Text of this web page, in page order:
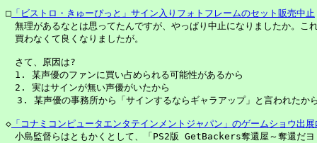
□ 「ビストロ・きゅーぴっと」サイン入りフォトフレームのセット販売中止
無理があるなとは思ってたんですが、やっぱり中止になりましたか。こ
買わなくて良くなりましたが。
さて、原因は?
1. 某声優のファンに買い占められる可能性があるから
2. 実はサインが無い声優がいたから
3. 某声優の事務所から「サインするならギャラアップ」と言われたか
◇ 「コナミコンピュータエンタテインメントジャパン」のゲームショウ出
小島監督らはともかくとして、「PS2版 GetBackers奪還屋～奪還だ